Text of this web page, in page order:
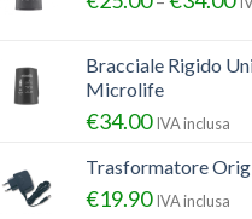
Bracciale Rigido
Microlife
€34.00 IVA inclusa
Trasformatore
€19.90 IVA inclusa